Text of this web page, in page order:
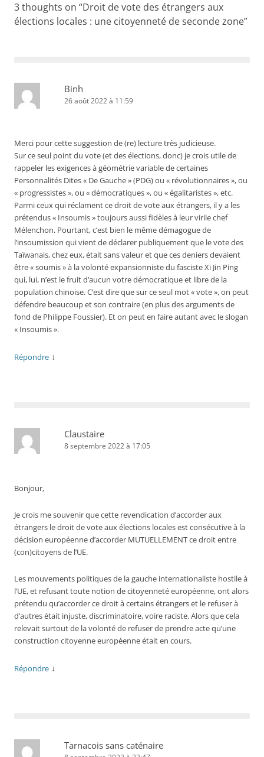
3 thoughts on “Droit de vote des étrangers aux
élections locales : une citoyenneté de seconde zone”
Binh
26 août 2022 à 11:59
Merci pour cette suggestion de (re) lecture très judicieuse.
Sur ce seul point du vote (et des élections, donc) je crois utile de
rappeler les exigences à géométrie variable de certaines
Personnalités Dites « De Gauche » (PDG) ou « révolutionnaires », ou
« progressistes », ou « démocratiques », ou « égalitaristes », etc.
Parmi ceux qui réclament ce droit de vote aux étrangers, il y a les
prétendus « Insoumis » toujours aussi fidèles à leur virile chef
Mélenchon. Pourtant, c’est bien le même démagogue de
l’insoumission qui vient de déclarer publiquement que le vote des
Taïwanais, chez eux, était sans valeur et que ces deniers devaient
être « soumis » à la volonté expansionniste du fasciste Xi Jin Ping
qui, lui, n’est le fruit d’aucun votre démocratique et libre de la
population chinoise. C’est dire que sur ce seul mot « vote », on peut
défendre beaucoup et son contraire (en plus des arguments de
fond de Philippe Foussier). Et on peut en faire autant avec le slogan
« Insoumis ».
Répondre ↓
Claustaire
8 septembre 2022 à 17:05
Bonjour,
Je crois me souvenir que cette revendication d’accorder aux
étrangers le droit de vote aux élections locales est consécutive à la
décision européenne d’accorder MUTUELLEMENT ce droit entre
(con)citoyens de l’UE.
Les mouvements politiques de la gauche internationaliste hostile à
l’UE, et refusant toute notion de citoyenneté européenne, ont alors
prétendu qu’accorder ce droit à certains étrangers et le refuser à
d’autres était injuste, discriminatoire, voire raciste. Alors que cela
relevait surtout de la volonté de refuser de prendre acte qu’une
construction citoyenne européenne était en cours.
Répondre ↓
Tarnacois sans caténaire